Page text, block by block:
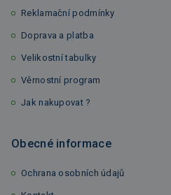
Reklamační podmínky
Doprava a platba
Velikostní tabulky
Věrnostní program
Jak nakupovat ?
Obecné informace
Ochrana osobních údajů